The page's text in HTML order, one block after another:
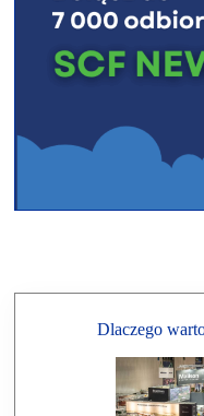
Dlaczego